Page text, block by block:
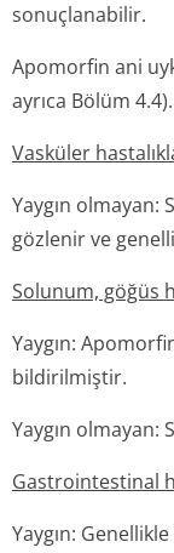
sonuçlanabilir.
Apomorfin ani
ayrıca Bölüm 4.4).
Vasküler
Yaygın
gözlenir ve
Solunum, göğüs
Yaygın:
bildirilmiştir.
Yaygın
Gastrointestinal
Yaygın: